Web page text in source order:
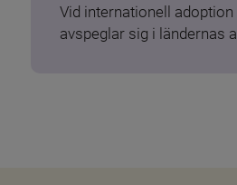
Vid internationell
avspeglar sig i ländernas